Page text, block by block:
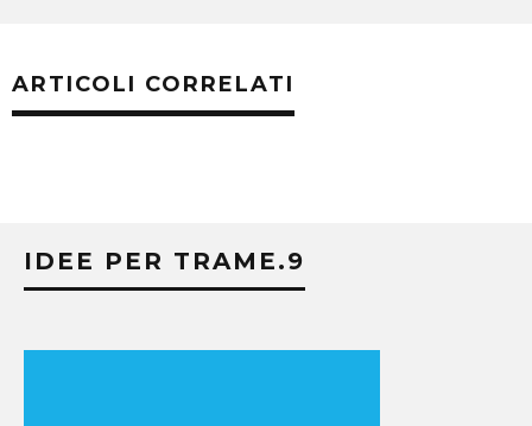
ARTICOLI CORRELATI
IDEE PER TRAME.9